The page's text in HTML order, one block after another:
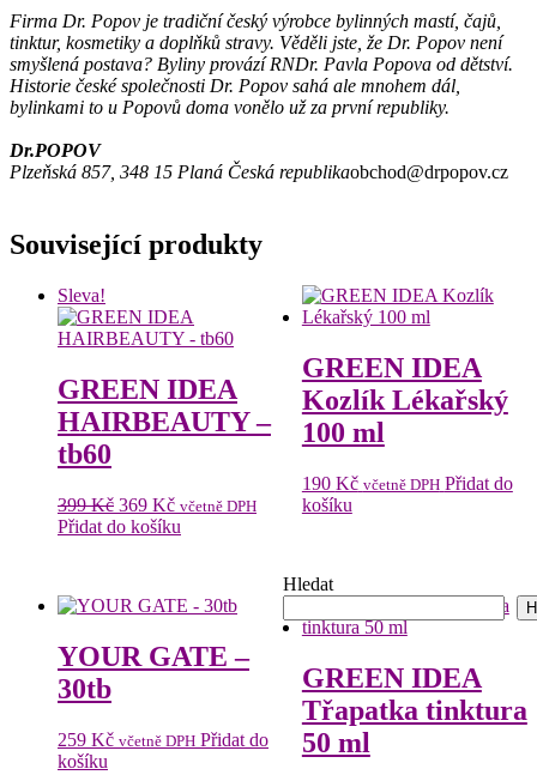
Firma Dr. Popov je tradiční český výrobce bylinných mastí, čajů,
tinktur, kosmetiky a doplňků stravy. Věděli jste, že Dr. Popov není
smyšlená postava? Byliny provází RNDr. Pavla Popova od dětství.
Historie české společnosti Dr. Popov sahá ale mnohem dál,
bylinkami to u Popovů doma vonělo už za první republiky.
Dr.POPOV
Plzeňská 857, 348 15 Planá Česká republikaobchod@drpopov.cz
Související produkty
Sleva!
GREEN IDEA
HAIRBEAUTY –
tb60
399Kč Původní
cena
369 KčAktuální
cena
včetně DPH
Přidat do košíku
GREEN IDEA
Kozlík Lékařský
100 ml
190 Kč včetně DPH Přidat do
košíku
YOUR GATE –
30tb
259 Kč včetně DPH Přidat do
košíku
GREEN IDEA
Třapatka tinktura
50 ml
Hledat